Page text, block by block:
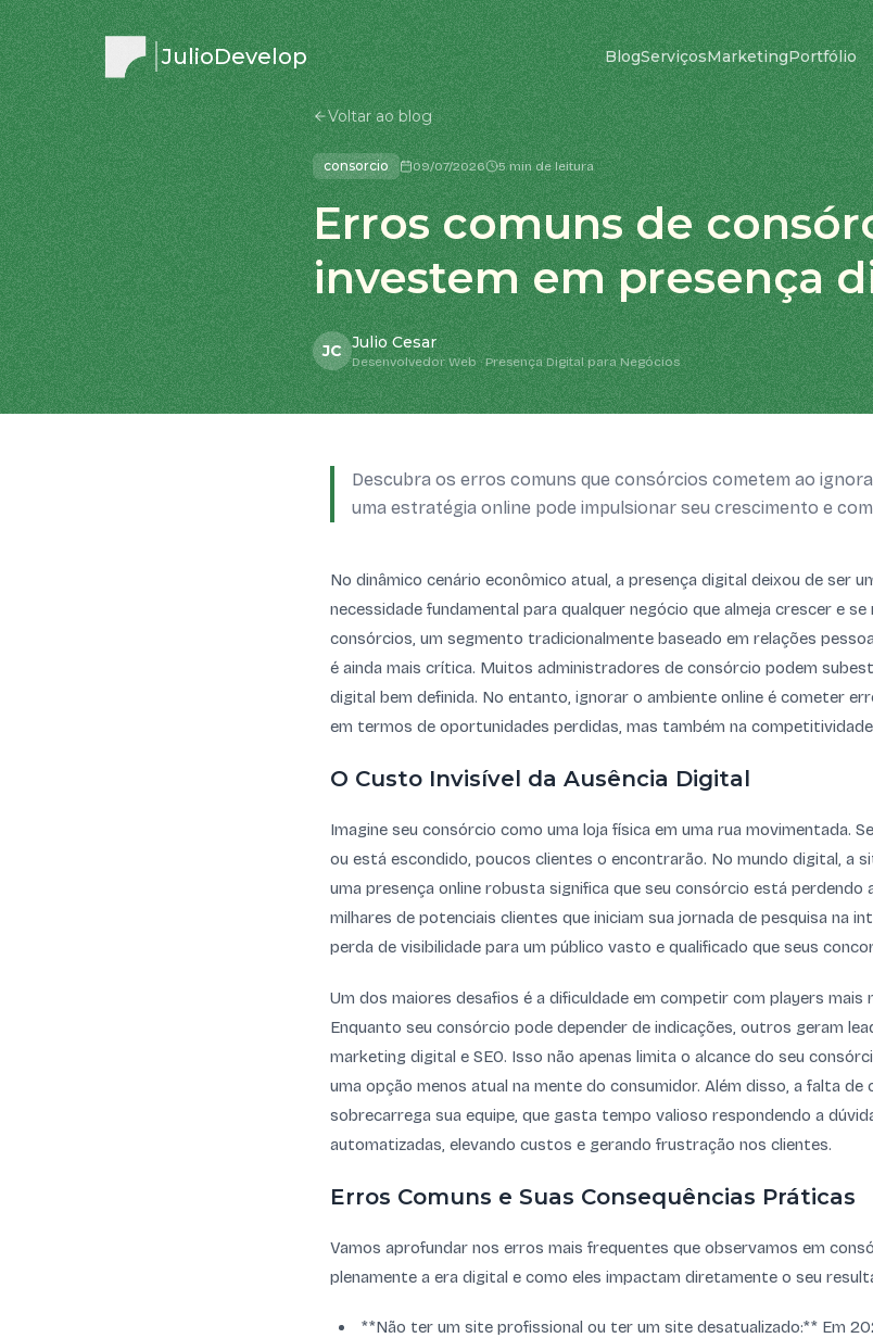
JulioDevelop BlogServiçosMarketingPortfólio
Voltar ao blog
consorcio 09/07/2026 5 min de leitura
Erros comuns de
investem em presença
JC Julio Cesar
Desenvolvedor Web · Presença Digital para Negócios
Descubra os erros comuns que consórcios cometem ao
uma estratégia online pode impulsionar seu crescimento e
No dinâmico cenário econômico atual, a presença digital deixou de ser
necessidade fundamental para qualquer negócio que almeja crescer e
consórcios, um segmento tradicionalmente baseado em relações
é ainda mais crítica. Muitos administradores de consórcio podem
digital bem definida. No entanto, ignorar o ambiente online é cometer
em termos de oportunidades perdidas, mas também na
O Custo Invisível da Ausência Digital
Imagine seu consórcio como uma loja física em uma rua movimentada.
ou está escondido, poucos clientes o encontrarão. No mundo digital, a
uma presença online robusta significa que seu consórcio está
milhares de potenciais clientes que iniciam sua jornada de pesquisa na
perda de visibilidade para um público vasto e qualificado que seus
Um dos maiores desafios é a dificuldade em competir com players
Enquanto seu consórcio pode depender de indicações, outros geram
marketing digital e SEO. Isso não apenas limita o alcance do seu
uma opção menos atual na mente do consumidor. Além disso, a falta de
sobrecarrega sua equipe, que gasta tempo valioso respondendo a
automatizadas, elevando custos e gerando frustração nos clientes.
Erros Comuns e Suas Consequências Práticas
Vamos aprofundar nos erros mais frequentes que observamos em
plenamente a era digital e como eles impactam diretamente o seu
**Não ter um site profissional ou ter um site desatualizado:** Em